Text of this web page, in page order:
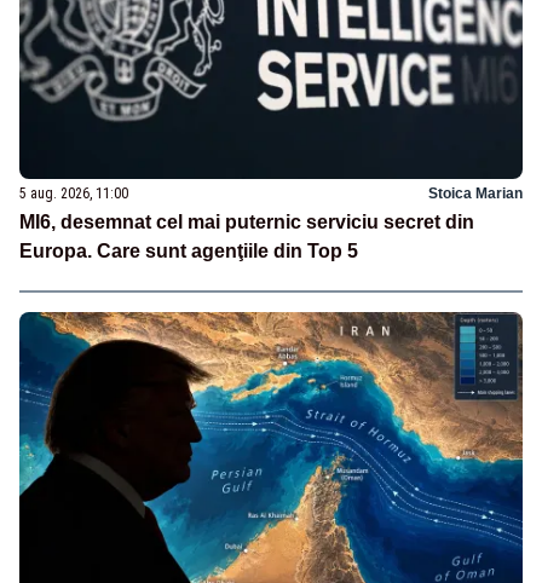
5 aug. 2026, 11:00 Stoica Marian
MI6, desemnat cel mai puternic serviciu secret din
Europa. Care sunt agenţiile din Top 5